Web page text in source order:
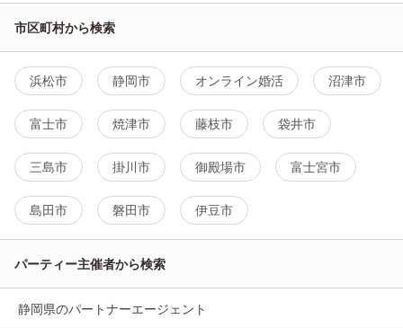
市区町村から検索
浜松市 静岡市 オンライン婚活 沼津市
富士市 焼津市 藤枝市 袋井市
三島市 掛川市 御殿場市 富士宮市
島田市 磐田市 伊豆市
パーティー主催者から検索
静岡県のパートナーエージェント